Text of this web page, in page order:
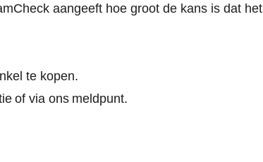
aangeeft hoe groot de kans is dat het
te kopen.
of via ons meldpunt.